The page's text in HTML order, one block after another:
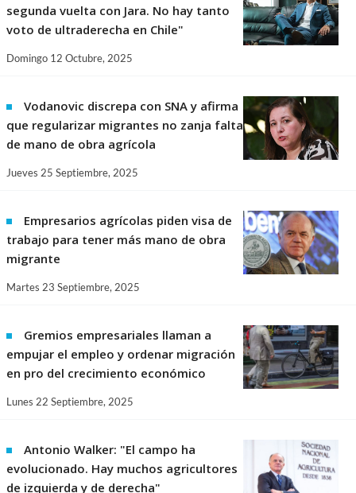
segunda vuelta con Jara. No hay tanto
voto de ultraderecha en Chile"
Domingo 12 Octubre, 2025
Vodanovic discrepa con SNA y afirma
que regularizar migrantes no zanja falta
de mano de obra agrícola
Jueves 25 Septiembre, 2025
Empresarios agrícolas piden visa de
trabajo para tener más mano de obra
migrante
Martes 23 Septiembre, 2025
Gremios empresariales llaman a
empujar el empleo y ordenar migración
en pro del crecimiento económico
Lunes 22 Septiembre, 2025
Antonio Walker: "El campo ha
evolucionado. Hay muchos agricultores
de izquierda y de derecha"